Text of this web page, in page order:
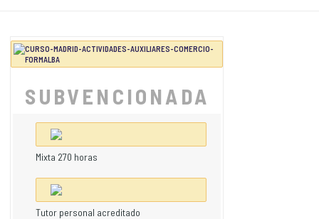
SUBVENCIONADA
Mixta 270 horas
Tutor personal acreditado